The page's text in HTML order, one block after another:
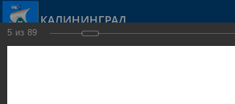
КАЛИНИНГРАД
5 из 89